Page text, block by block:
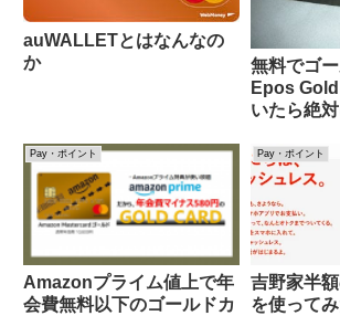
auWALLETとはなんなの
か
無料でゴ
Epos
いたら絶
Pay・ポイント
Amazonプライム値上で年
会費無料以下のゴールドカ
Pay・ポイント
吉野家半
を使って